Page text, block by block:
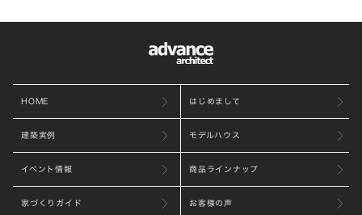
HOME はじめまして
建築実例 モデルハウス
イベント情報 商品ラインナップ
家づくりガイド お客様の声